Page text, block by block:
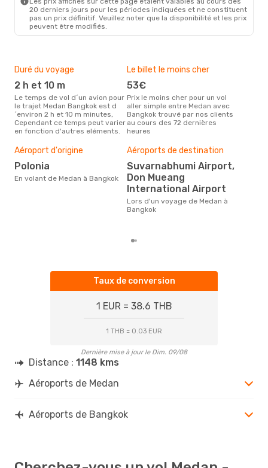
20 derniers jours pour les périodes indiquées et ne constituent
pas un prix définitif. Veuillez noter que la disponibilité et les prix
peuvent être modifiés.
Duré du voyage
2 h et 10 m
Le temps de vol d´un avion pour
le trajet Medan Bangkok est d
´environ 2 h et 10 m minutes,
Cependant ce temps peut varier
en fonction d'autres eléments.
Le billet le moins cher
53€
Prix le moins cher pour un vol
aller simple entre Medan avec
Bangkok trouvé par nos clients
au cours des 72 dernières
heures
Aéroport d'origine
Polonia
En volant de Medan à Bangkok
Aéroports de destination
Suvarnabhumi Airport,
Don Mueang
International Airport
Lors d'un voyage de Medan à
Bangkok
Taux de conversion
1 EUR = 38.6 THB
1 THB = 0.03 EUR
Dernière mise à jour le Dim. 09/08
Distance : 1148 kms
Aéroports de Medan
Aéroports de Bangkok